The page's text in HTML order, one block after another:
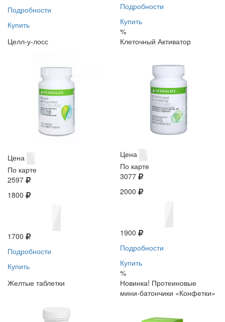
Подробности
Купить
Подробности
Купить
%
Целл-у-лосс
Цена
По карте
2597
1800
1700
Подробности
Купить
Клеточный Активатор
Цена
По карте
3077
2000
1900
Подробности
Купить
%
Желтые таблетки
Новинка! Протеиновые
мини-батончики «Конфетки»